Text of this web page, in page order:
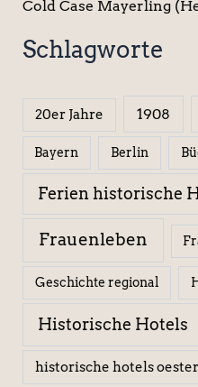
Cold Case Mayerling
Schlagworte
20er Jahre 1908
Bayern Berlin
Ferien historische
Frauenleben
Geschichte regional
Historische Hotels
historische hotels